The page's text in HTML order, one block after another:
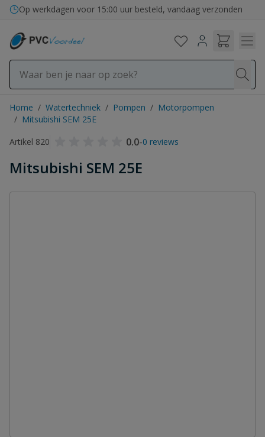
Ga naar de inhoud
Op werkdagen voor 15:00 uur besteld, vandaag verzonden
Home / Watertechniek / Pompen / Motorpompen
/ Mitsubishi SEM 25E
Artikel 820
0.0-0 reviews
Mitsubishi SEM 25E